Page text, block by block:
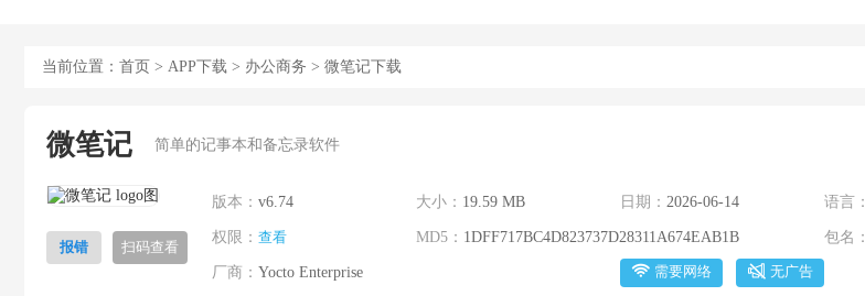
当前位置： 首页 > APP下载 > 办公商务 > 微笔记下载
微笔记 简单的记事本和备忘录软件
报错 扫码查看
版本： v6.74 大小： 19.59 MB 日期： 2026-06-14 语言：
权限： 查看 MD5： 1DFF717BC4D823737D28311A674EAB1B 包名：
厂商： Yocto Enterprise 需要网络 无广告